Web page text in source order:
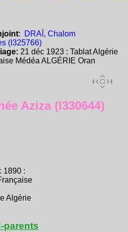
:
DRAÏ, Chalom
(I325766)
21 déc 1923 : Tablat Algérie
Médéa ALGÉRIE Oran
Aziza (I330644)
1890 :
Algérie
parents